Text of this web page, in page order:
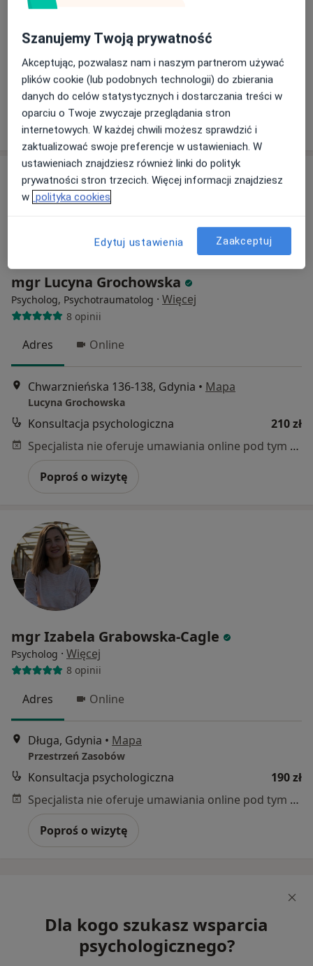
Graniczna 7 a/4, Gdynia•Mapa
Gabinet psychologiczny, pomorskie
Konsultacja psychologiczna
180 zł
Poproś o wizytę
mgr Lucyna Grochowska
Psycholog, Psychotraumatolog · Więcej
8 opinii
Adres Online
Chwarznieńska 136-138, Gdynia • Mapa
Lucyna Grochowska
Konsultacja psychologiczna
210 zł
Specjalista nie oferuje umawiania online pod tym adresem.
Poproś o wizytę
mgr Izabela Grabowska-Cagle
Psycholog · Więcej
8 opinii
Adres Online
Długa, Gdynia • Mapa
Przestrzeń Zasobów
Konsultacja psychologiczna
190 zł
Specjalista nie oferuje umawiania online pod tym adresem.
Poproś o wizytę
Dla kogo szukasz wsparcia
psychologicznego?
Szanujemy Twoją prywatność
Akceptując, pozwalasz nam i naszym partnerom używać
plików cookie (lub podobnych technologii) do zbierania
danych do celów statystycznych i dostarczania treści w
oparciu o Twoje zwyczaje przeglądania stron
internetowych. W każdej chwili możesz sprawdzić i
zaktualizować swoje preferencje w ustawieniach. W
ustawieniach znajdziesz również linki do polityk
prywatności stron trzecich. Więcej informacji znajdziesz
w polityka cookies
Edytuj ustawienia Zaakceptuj